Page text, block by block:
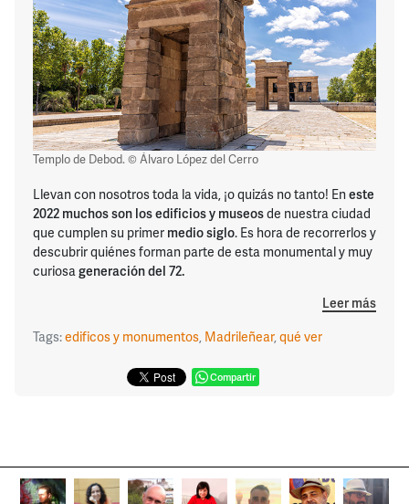
Templo de Debod. © Álvaro López del Cerro
Llevan con nosotros toda la vida, ¡o quizás no tanto! Eneste
2022 muchos son los edificios y museosde nuestra ciudad
que cumplen su primer medio siglo. Es hora de recorrerlos y
descubrir quiénes forman parte de esta monumental y muy
curiosageneración del 72.
Leer más
Tags:edificos y monumentos, Madrileñear,qué ver
Compartir